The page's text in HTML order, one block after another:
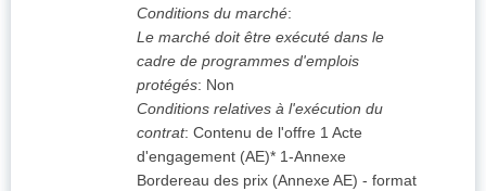
Conditions du marché:
Le marché doit être exécuté dans le
cadre de programmes d'emplois
protégés: Non
Conditions relatives à l'exécution du
contrat: Contenu de l'offre 1 Acte
d'engagement (AE)* 1-Annexe
Bordereau des prix (Annexe AE) - format